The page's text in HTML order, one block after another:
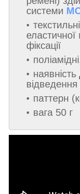
системи
фіксації
наявність
паттерн
вага 50 г